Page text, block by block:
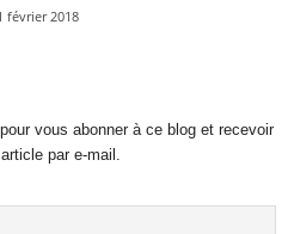
février 2018
vous abonner à ce blog et recevoir
par e-mail.